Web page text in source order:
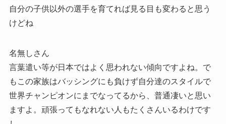
自分の子供以外の選手を育てれば見る目も変わると思う
けどね
名無しさん
言葉遣い等が日本ではよく思われない傾向ですよね。で
もこの家族はバッシングにも負けず自分達のスタイルで
世界チャンピオンにまでなってるから、普通凄いと思い
ますよ。頑張ってもなれない人もたくさんいるわけです